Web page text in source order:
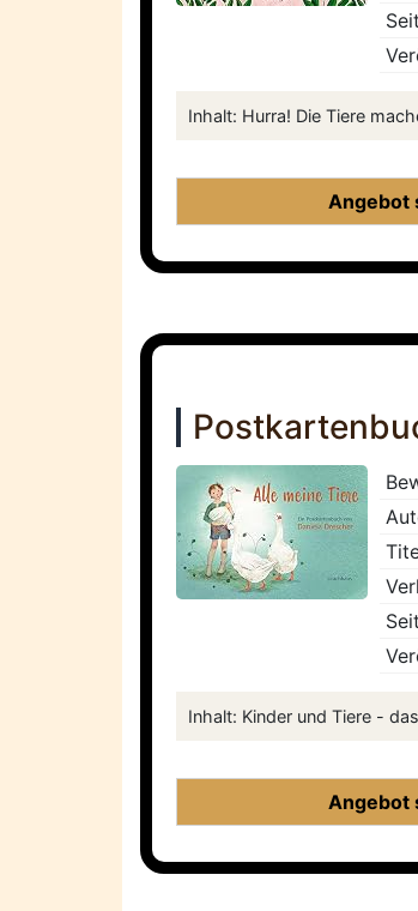
Inhalt: Hurra! Die Tiere
Angebot
Inhalt: Kinder und Tiere -
Angebot